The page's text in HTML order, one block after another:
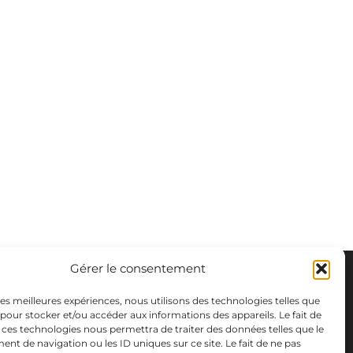
Gérer le consentement
meilleures expériences, nous utilisons des technologies telles que
stocker et/ou accéder aux informations des appareils. Le fait de
technologies nous permettra de traiter des données telles que le
de navigation ou les ID uniques sur ce site. Le fait de ne pas